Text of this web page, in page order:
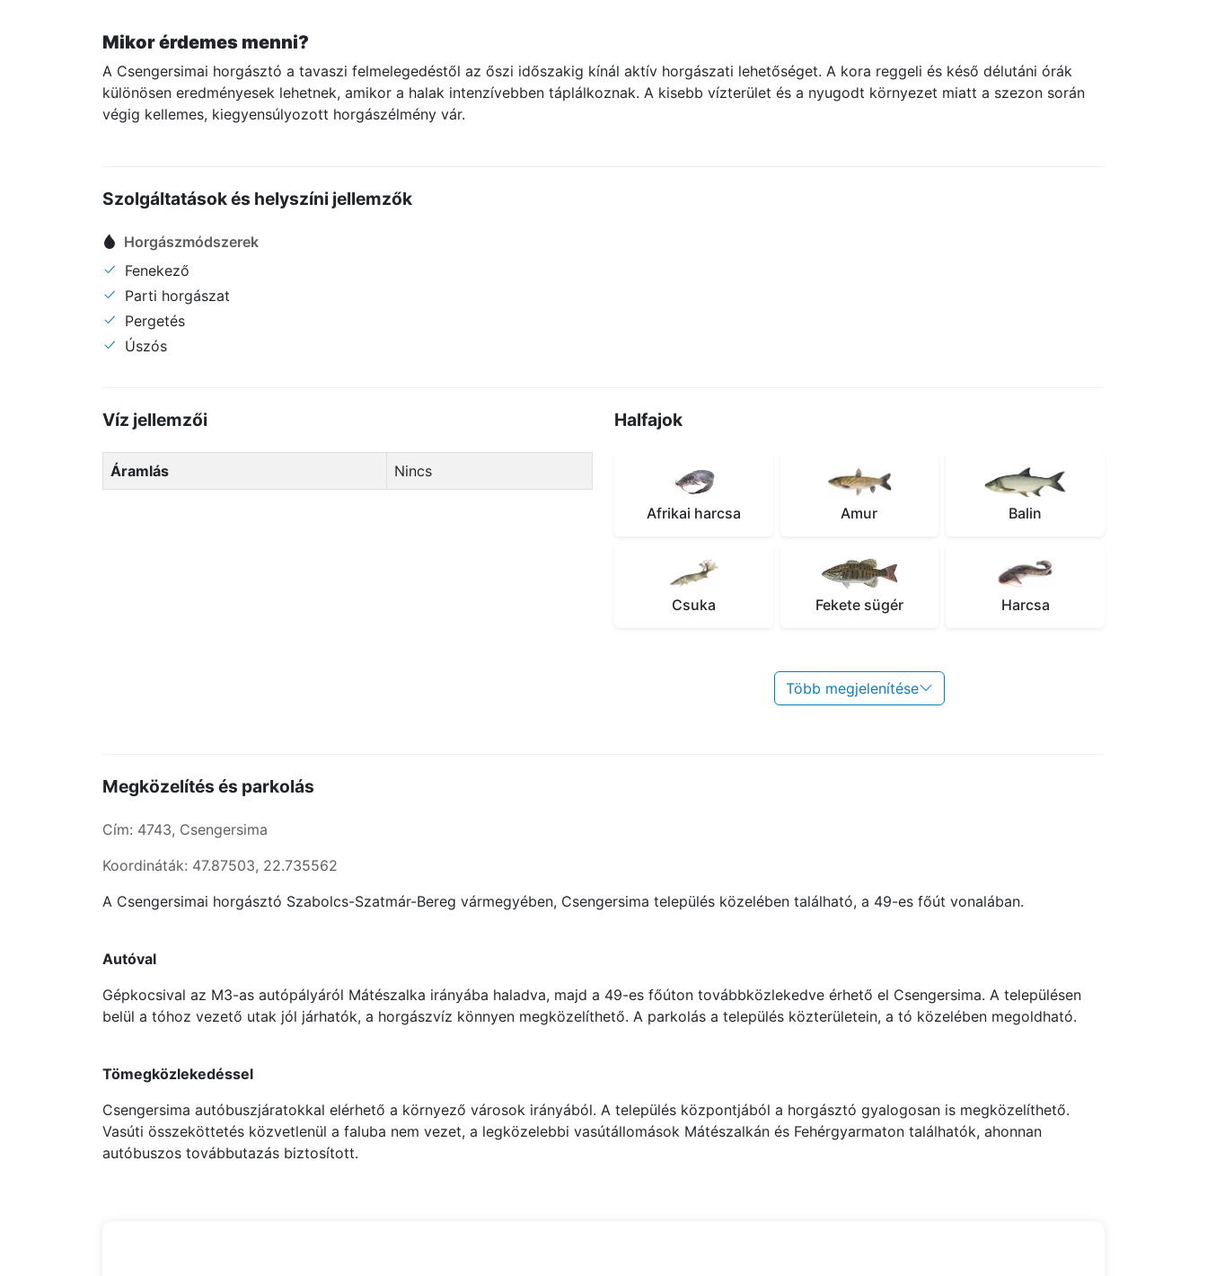
Mikor érdemes menni?
A Csengersimai horgásztó a tavaszi felmelegedéstől az őszi időszakig kínál aktív horgászati lehetőséget. A kora reggeli és késő délutáni órák
különösen eredményesek lehetnek, amikor a halak intenzívebben táplálkoznak. A kisebb vízterület és a nyugodt környezet miatt a szezon során
végig kellemes, kiegyensúlyozott horgászélmény vár.
Szolgáltatások és helyszíni jellemzők
Horgászmódszerek
Fenekező
Parti horgászat
Pergetés
Úszós
Víz jellemzői
Áramlás Nincs
Halfajok
Afrikai harcsa Amur Balin
Csuka Fekete sügér Harcsa
Több megjelenítése
Megközelítés és parkolás
Cím: 4743, Csengersima
Koordináták: 47.87503, 22.735562
A Csengersimai horgásztó Szabolcs-Szatmár-Bereg vármegyében, Csengersima település közelében található, a 49-es főút vonalában.
Autóval
Gépkocsival az M3-as autópályáról Mátészalka irányába haladva, majd a 49-es főúton továbbközlekedve érhető el Csengersima. A településen
belül a tóhoz vezető utak jól járhatók, a horgászvíz könnyen megközelíthető. A parkolás a település közterületein, a tó közelében megoldható.
Tömegközlekedéssel
Csengersima autóbuszjáratokkal elérhető a környező városok irányából. A település központjából a horgásztó gyalogosan is megközelíthető.
Vasúti összeköttetés közvetlenül a faluba nem vezet, a legközelebbi vasútállomások Mátészalkán és Fehérgyarmaton találhatók, ahonnan
autóbuszos továbbutazás biztosított.